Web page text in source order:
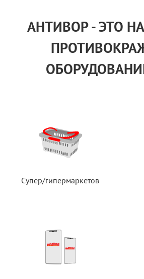
АНТИВОР - ЭТО
Супер/гипермаркетов